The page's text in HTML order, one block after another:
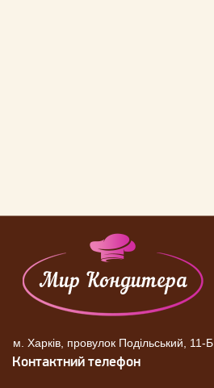
м. Харків, провулок Подільський, 11-Б
Контактний телефон